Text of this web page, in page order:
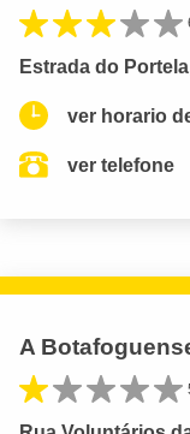
Estrada do
ver horario
ver telefone
A